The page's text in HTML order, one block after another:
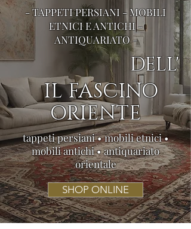
- TAPPETI PERSIANI - MOBILI
ETNICI E ANTICHI -
ANTIQUARIATO -
DELL'
IL FASCINO
ORIENTE
tappeti persiani • mobili etnici •
mobili antichi • antiquariato
orientale
SHOP ONLINE